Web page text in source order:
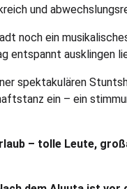
und
noch ein
entspannt ausklingen
spektakulären
ein – ein
– tolle Leute,